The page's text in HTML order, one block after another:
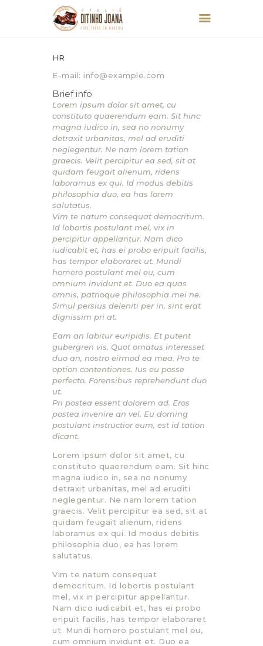
HOME
SOBRE
ESCULTURAS
CONTATO
HR
E-mail: info@example.com
Brief info
Lorem ipsum dolor sit amet, cu
constituto quaerendum eam. Sit hinc
magna iudico in, sea no nonumy
detraxit urbanitas, mel ad eruditi
neglegentur. Ne nam lorem tation
graecis. Velit percipitur ea sed, sit at
quidam feugait alienum, ridens
laboramus ex qui. Id modus debitis
philosophia duo, ea has lorem
salutatus.
Vim te natum consequat democritum.
Id lobortis postulant mel, vix in
percipitur appellantur. Nam dico
iudicabit et, has ei probo eripuit facilis,
has tempor elaboraret ut. Mundi
homero postulant mel eu, cum
omnium invidunt et. Duo ea quas
omnis, patrioque philosophia mei ne.
Simul persius deleniti per in, sint erat
dignissim pri at.
Eam an labitur euripidis. Et putent
gubergren vis. Quot ornatus interesset
duo an, nostro eirmod ea mea. Pro te
option contentiones. Ius eu posse
perfecto. Forensibus reprehendunt duo
ut.
Pri postea essent dolorem ad. Eros
postea invenire an vel. Eu doming
postulant instructior eum, est id tation
dicant.
Lorem ipsum dolor sit amet, cu
constituto quaerendum eam. Sit hinc
magna iudico in, sea no nonumy
detraxit urbanitas, mel ad eruditi
neglegentur. Ne nam lorem tation
graecis. Velit percipitur ea sed, sit at
quidam feugait alienum, ridens
laboramus ex qui. Id modus debitis
philosophia duo, ea has lorem
salutatus.
Vim te natum consequat
democritum. Id lobortis postulant
mel, vix in percipitur appellantur.
Nam dico iudicabit et, has ei probo
eripuit facilis, has tempor elaboraret
ut. Mundi homero postulant mel eu,
cum omnium invidunt et. Duo ea